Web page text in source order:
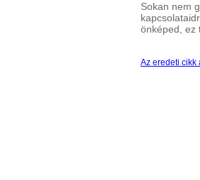
Sokan nem
önképed, ez
Az eredeti cikk